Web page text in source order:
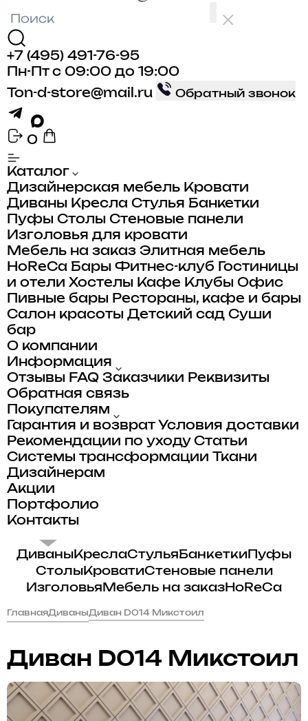
+7 (495) 491-76-95
Пн-Пт с 09:00 до 19:00
Ton-d-store@mail.ru
Обратный звонок
0
Каталог
Дизайнерская мебель Кровати
Диваны Кресла Стулья Банкетки
Пуфы Столы Стеновые панели
Изголовья для кровати
Мебель на заказ Элитная мебель
HoReCa Бары Фитнес-клуб
Гостиницы
и отели Хостелы Кафе Клубы Офис
Пивные бары Рестораны, кафе и бары
Салон красоты Детский сад Суши
бар
О компании
Информация
Отзывы FAQ Заказчики Реквизиты
Обратная связь
Покупателям
Гарантия и возврат Условия доставки
Рекомендации по уходу Статьи
Системы трансформации
Ткани
Дизайнерам
Акции
Портфолио
Контакты
ДиваныКреслаСтульяБанкеткиПуфы
СтолыКроватиСтеновые панели
Изголовья Мебель на заказHoReCa
ГлавнаяДиваныДиван D014 Микстоил
Диван D014 Микстоил